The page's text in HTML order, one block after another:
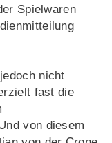
Spielwaren
nicht
fast die
von diesem